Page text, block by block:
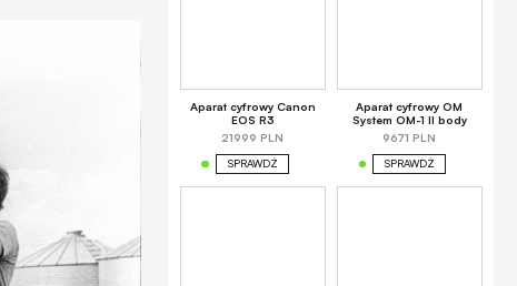
Aparat cyfrowy Canon
EOS R3
21999 PLN
SPRAWDŹ
Aparat cyfrowy OM
System OM-1 II body
9671 PLN
SPRAWDŹ